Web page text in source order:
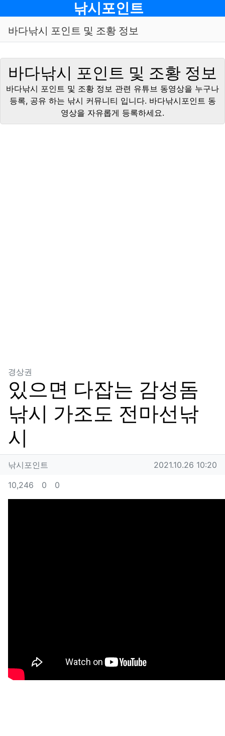
낚시포인트
바다낚시 포인트 및 조황 정보
바다낚시 포인트 및 조황 정보
바다낚시 포인트 및 조황 정보 관련 유튜브 동영상을 누구나
등록, 공유 하는 낚시 커뮤니티 입니다. 바다낚시포인트 동
영상을 자유롭게 등록하세요.
경상권
있으면 다잡는 감성돔
낚시 가조도 전마선낚
시
작성자 정보
낚시포인트 작성일
2021.10.26 10:20
컨텐츠 정보
10,246 조회
0 추천
0